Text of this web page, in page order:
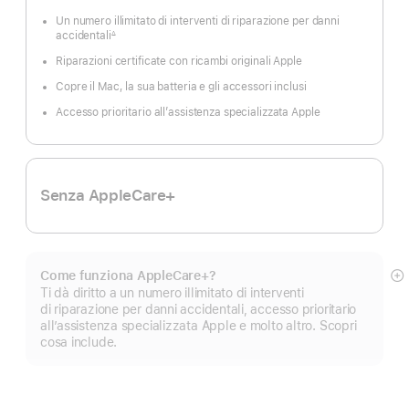
Un numero illimitato di interventi di riparazione per danni
accidentali∆
Riparazioni certificate con ricambi originali Apple
Copre il Mac, la sua batteria e gli accessori inclusi
Accesso prioritario all’assistenza specializzata Apple
Senza AppleCare+
Come funziona AppleCare+?
Ti dà diritto a un numero illimitato di interventi
di riparazione per danni accidentali, accesso prioritario
all’assistenza specializzata Apple e molto altro. Scopri
cosa include.